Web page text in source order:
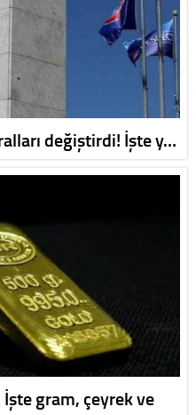
değiştirdi! İşte y…
gram, çeyrek ve